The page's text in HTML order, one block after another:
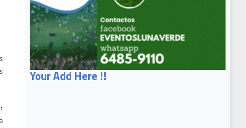
Your Add Here !!